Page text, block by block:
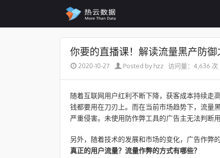
Skip to content
你要的直播课！解读流量黑产防御
2020-10-27 Posted by hzz 访问量：4,636 次
随着互联网用户红利不断下降，获客成本持续走
钱都要用在刀刃上。而在当前市场趋势下，流量
严重侵害。未使用防作弊工具的广告主无法判断
另外，随着技术的发展和市场的变化，广告作弊
真正的用户流量？流量作弊的方式有哪些？